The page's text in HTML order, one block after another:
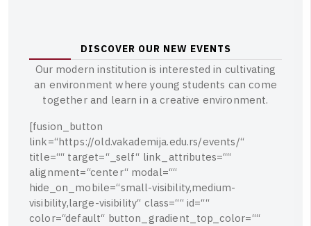
DISCOVER OUR NEW EVENTS
Our modern institution is interested in cultivating
an environment where young students can come
together and learn in a creative environment.
[fusion button
link=“https://old.vakademija.edu.rs/events/“
title=““ target=“_ self“ link attributes=““
alignment=“center“ modal=““
hide on mobile=“small-visibility,medium-
visibility,large-visibility“ class=““ id=““
color=“default“ button gradient top color=““